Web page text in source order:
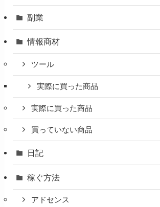
副業
情報商材
ツール
実際に買った商品
実際に買った商品
買っていない商品
日記
稼ぐ方法
アドセンス